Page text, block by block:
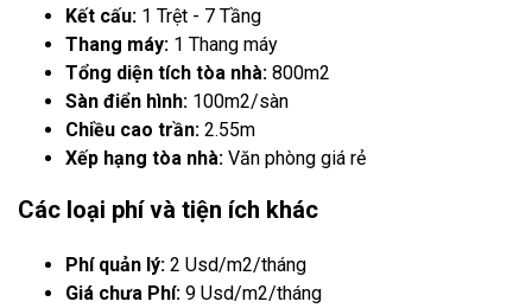
Kết cấu: 1 Trệt - 7 Tầng
Thang máy: 1 Thang máy
Tổng diện tích tòa nhà: 800m2
Sàn điển hình: 100m2/sàn
Chiều cao trần: 2.55m
Xếp hạng tòa nhà: Văn phòng giá rẻ
Các loại phí và tiện ích khác
Phí quản lý: 2 Usd/m2/tháng
Giá chưa Phí: 9 Usd/m2/tháng